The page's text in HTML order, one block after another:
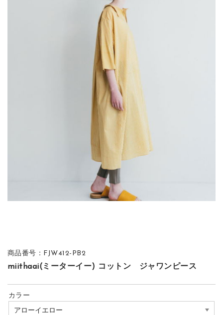
商品番号：FJW412-PB2
miithaai(ミーターイー) コットン ジャワンピース
カラー